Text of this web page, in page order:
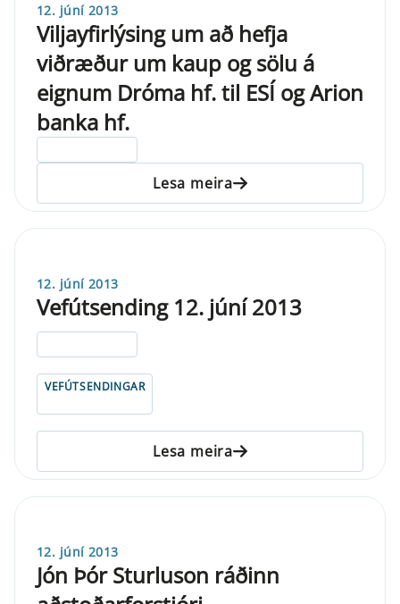
12. júní 2013
Viljayfirlýsing um að hefja
viðræður um kaup og sölu á
eignum Dróma hf. til ESÍ og Arion
banka hf.
Lesa meira
12. júní 2013
Vefútsending 12. júní 2013
VEFÚTSENDINGAR
Lesa meira
12. júní 2013
Jón Þór Sturluson ráðinn